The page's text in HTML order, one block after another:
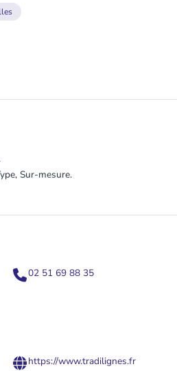
Sur-mesure.
02 51 69 88 35
https://www.tradilignes.fr